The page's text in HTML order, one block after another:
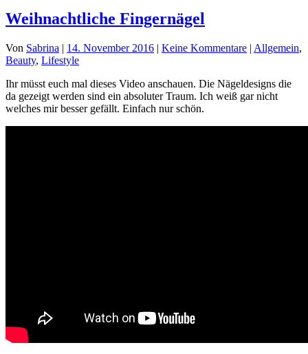
Weihnachtliche Fingernägel
Von Sabrina | 14. November 2016 | Keine Kommentare | Allgemein,
Beauty, Lifestyle
Ihr müsst euch mal dieses Video anschauen. Die Nägeldesigns die
da gezeigt werden sind ein absoluter Traum. Ich weiß gar nicht
welches mir besser gefällt. Einfach nur schön.